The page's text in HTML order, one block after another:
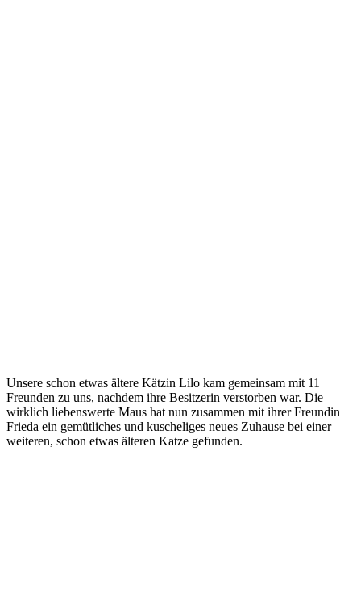
Unsere schon etwas ältere Kätzin Lilo kam gemeinsam mit 11
Freunden zu uns, nachdem ihre Besitzerin verstorben war. Die
wirklich liebenswerte Maus hat nun zusammen mit ihrer Freundin
Frieda ein gemütliches und kuscheliges neues Zuhause bei einer
weiteren, schon etwas älteren Katze gefunden.